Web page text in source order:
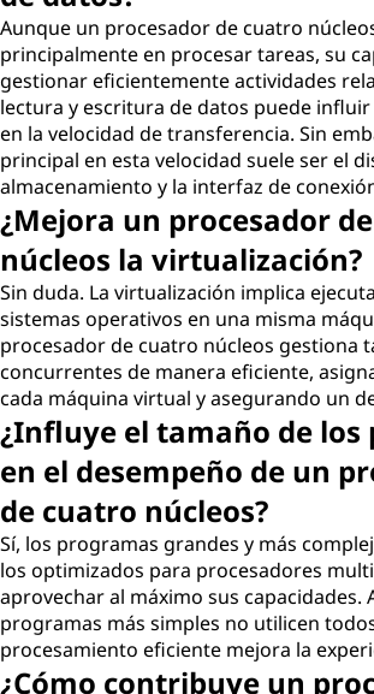
Aunque un procesador de cuatro
principalmente en procesar tareas, su
gestionar eficientemente actividades
lectura y escritura de datos puede
en la velocidad de transferencia. Sin
principal en esta velocidad suele ser el
almacenamiento y la interfaz de
¿Mejora un procesador
núcleos la virtualización?
Sin duda. La virtualización implica
sistemas operativos en una misma
procesador de cuatro núcleos gestiona
concurrentes de manera eficiente,
cada máquina virtual y asegurando un
¿Influye el tamaño de los
en el desempeño de un
de cuatro núcleos?
Sí, los programas grandes y más
los optimizados para procesadores
aprovechar al máximo sus capacidades.
programas más simples no utilicen
procesamiento eficiente mejora la
¿Cómo contribuye un